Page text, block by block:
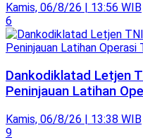
Kamis, 06/8/26 | 13:56 WIB
6
Dankodiklatad Letjen
Peninjauan Latihan
Kamis, 06/8/26 | 13:38 WIB
9